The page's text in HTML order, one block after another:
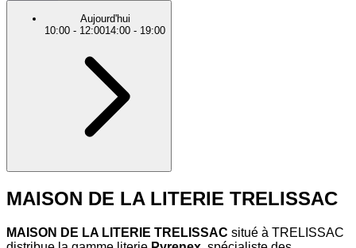
Aujourd'hui
10:00 - 12:0014:00 - 19:00
MAISON DE LA LITERIE TRELISSAC
MAISON DE LA LITERIE TRELISSAC situé à TRELISSAC